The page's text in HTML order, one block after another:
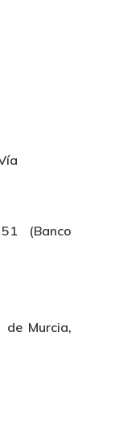
(Banco
Murcia,
Jurídico